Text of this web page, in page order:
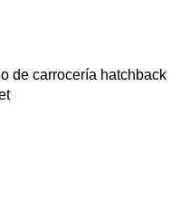
de carrocería hatchback